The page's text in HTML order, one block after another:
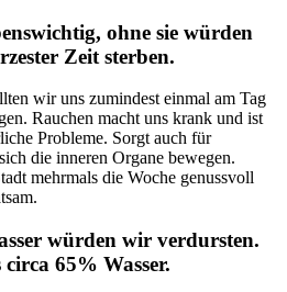
ohne sie würden
Zeit sterben.
wir uns zumindest einmal am Tag
Rauchen macht uns krank und ist
Probleme. Sorgt auch für
die inneren Organe bewegen.
mehrmals die Woche genussvoll
würden wir verdursten.
65% Wasser.